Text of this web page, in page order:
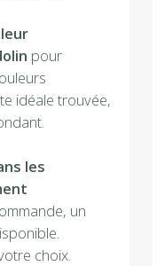
pour
idéale trouvée,
les
un
choix.